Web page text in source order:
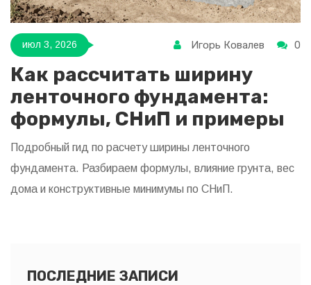
июл 3, 2026 Игорь Ковалев 0
Как рассчитать ширину
ленточного фундамента:
формулы, СНиП и примеры
Подробный гид по расчету ширины ленточного
фундамента. Разбираем формулы, влияние грунта, вес
дома и конструктивные минимумы по СНиП.
ПОСЛЕДНИЕ ЗАПИСИ